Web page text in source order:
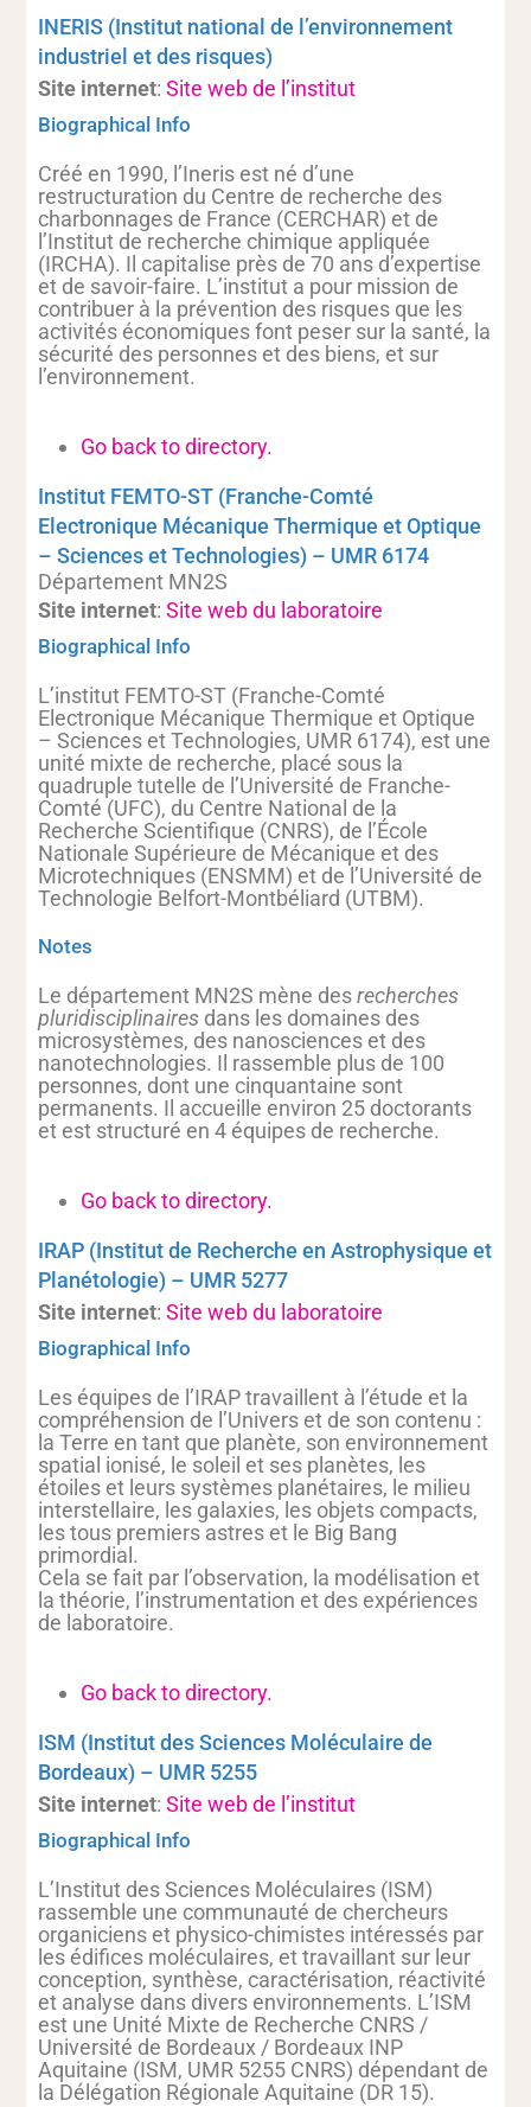
INERIS (Institut national de l’environnement
industriel et des risques)
Site internet: Site web de l’institut
Biographical Info
Créé en 1990, l’Ineris est né d’une
restructuration du Centre de recherche des
charbonnages de France (CERCHAR) et de
l’Institut de recherche chimique appliquée
(IRCHA). Il capitalise près de 70 ans d’expertise
et de savoir-faire. L’institut a pour mission de
contribuer à la prévention des risques que les
activités économiques font peser sur la santé, la
sécurité des personnes et des biens, et sur
l’environnement.
Go back to directory.
Institut FEMTO-ST (Franche-Comté
Electronique Mécanique Thermique et Optique
– Sciences et Technologies) – UMR 6174
Département MN2S
Site internet: Site web du laboratoire
Biographical Info
L’institut FEMTO-ST (Franche-Comté
Electronique Mécanique Thermique et Optique
– Sciences et Technologies, UMR 6174), est une
unité mixte de recherche, placé sous la
quadruple tutelle de l’Université de Franche-
Comté (UFC), du Centre National de la
Recherche Scientifique (CNRS), de l’École
Nationale Supérieure de Mécanique et des
Microtechniques (ENSMM) et de l’Université de
Technologie Belfort-Montbéliard (UTBM).
Notes
Le département MN2S mène desrecherches
pluridisciplinaires dans les domaines des
microsystèmes, des nanosciences et des
nanotechnologies. Il rassemble plus de 100
personnes, dont une cinquantaine sont
permanents. Il accueille environ 25 doctorants
et est structuré en 4 équipes de recherche.
Go back to directory.
IRAP (Institut de Recherche en Astrophysique et
Planétologie) – UMR 5277
Site internet: Site web du laboratoire
Biographical Info
Les équipes de l’IRAP travaillent à l’étude et la
compréhension de l’Univers et de son contenu :
la Terre en tant que planète, son environnement
spatial ionisé, le soleil et ses planètes, les
étoiles et leurs systèmes planétaires, le milieu
interstellaire, les galaxies, les objets compacts,
les tous premiers astres et le Big Bang
primordial.
Cela se fait par l’observation, la modélisation et
la théorie, l’instrumentation et des expériences
de laboratoire.
Go back to directory.
ISM (Institut des Sciences Moléculaire de
Bordeaux) – UMR 5255
Site internet: Site web de l’institut
Biographical Info
L’Institut des Sciences Moléculaires (ISM)
rassemble une communauté de chercheurs
organiciens et physico-chimistes intéressés par
les édifices moléculaires, et travaillant sur leur
conception, synthèse, caractérisation, réactivité
et analyse dans divers environnements. L’ISM
est une Unité Mixte de Recherche CNRS /
Université de Bordeaux / Bordeaux INP
Aquitaine (ISM, UMR 5255 CNRS) dépendant de
la Délégation Régionale Aquitaine (DR 15).